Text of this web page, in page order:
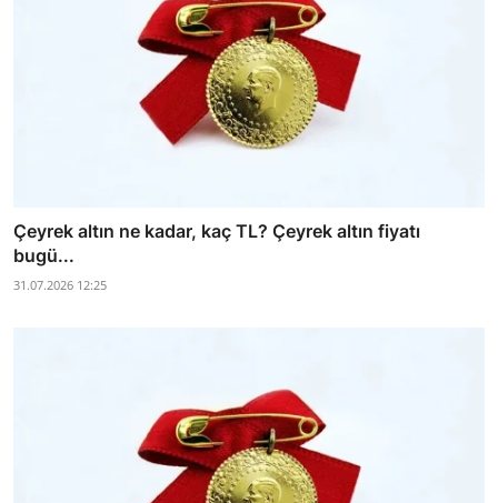
Çeyrek altın ne kadar, kaç TL? Çeyrek altın fiyatı
bugü...
31.07.2026 12:25